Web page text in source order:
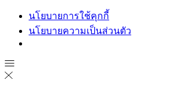
นโยบายการใช้คุกกี้
นโยบายความเป็นส่วนตัว